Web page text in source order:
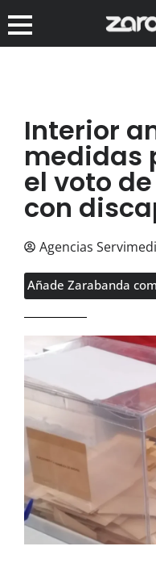
Interior
medidas
el voto
con
Agencias
Añade Zarabanda